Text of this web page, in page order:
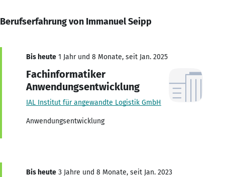
Berufserfahrung von Immanuel Seipp
Bis heute 1 Jahr und 8 Monate, seit Jan. 2025
Fachinformatiker
Anwendungsentwicklung
IAL Institut für angewandte Logistik GmbH
Anwendungsentwicklung
Bis heute 3 Jahre und 8 Monate, seit Jan. 2023